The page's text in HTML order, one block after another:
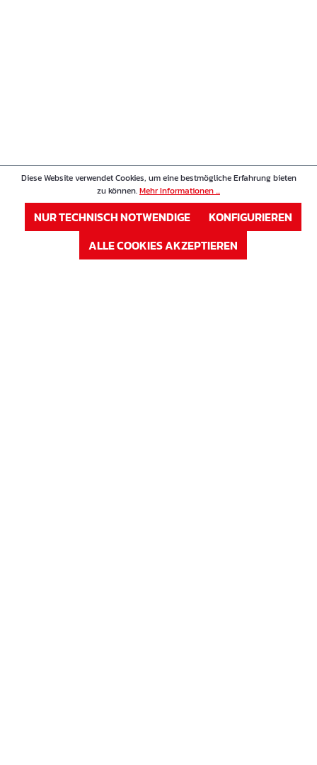
Diese Website verwendet Cookies, um eine bestmögliche Erfahrung bieten
zu können.Mehr Informationen ...
NUR TECHNISCH NOTWENDIGE
KONFIGURIEREN
ALLE COOKIES AKZEPTIEREN